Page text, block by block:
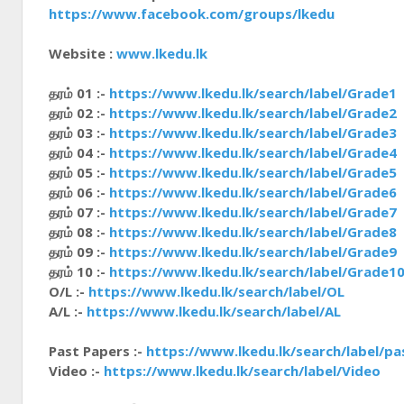
https://www.facebook.com/groups/lkedu
Website : www.lkedu.lk
தரம் 01 :- https://www.lkedu.lk/search/label/Grade1
தரம் 02 :- https://www.lkedu.lk/search/label/Grade2
தரம் 03 :- https://www.lkedu.lk/search/label/Grade3
தரம் 04 :- https://www.lkedu.lk/search/label/Grade4
தரம் 05 :- https://www.lkedu.lk/search/label/Grade5
தரம் 06 :- https://www.lkedu.lk/search/label/Grade6
தரம் 07 :- https://www.lkedu.lk/search/label/Grade7
தரம் 08 :- https://www.lkedu.lk/search/label/Grade8
தரம் 09 :- https://www.lkedu.lk/search/label/Grade9
தரம் 10 :- https://www.lkedu.lk/search/label/Grade10
O/L :- https://www.lkedu.lk/search/label/OL
A/L :- https://www.lkedu.lk/search/label/AL
Past Papers :- https://www.lkedu.lk/search/label/
Video :- https://www.lkedu.lk/search/label/Video